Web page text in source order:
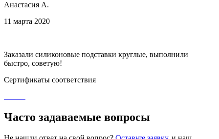
Анастасия А.
11 марта 2020
Заказали силиконовые подставки круглые, выполнили
быстро, советую!
Сертификаты соответствия
Часто задаваемые вопросы